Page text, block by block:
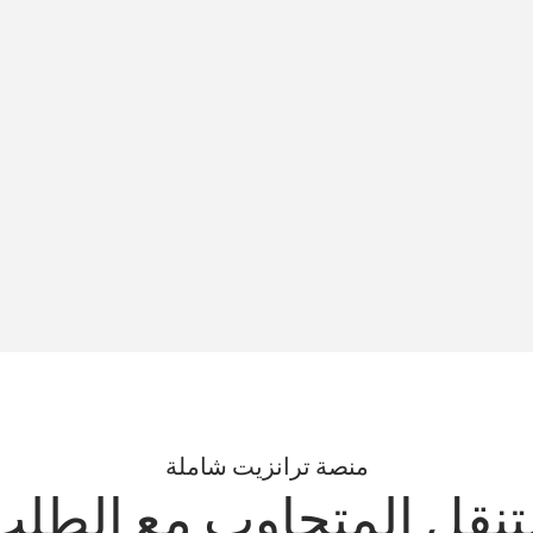
منصة ترانزيت شاملة
المتجاوب مع